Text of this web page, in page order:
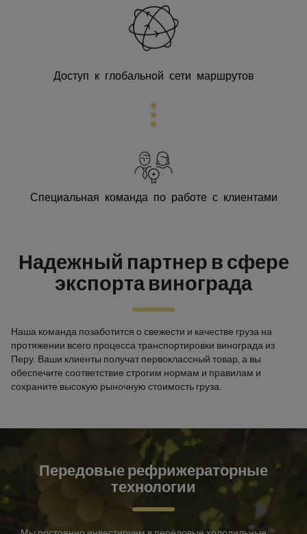
Доступ к глобальной сети маршрутов
Специальная команда по работе с клиентами
Надежный партнер в сфере
экспорта винограда
Наша команда позаботится о свежести и качестве груза на
протяжении всего процесса транспортировки винограда из
Перу. Ваши клиенты получат первоклассный товар, а вы
обеспечите соответствие строгим нормам и правилам и
сохраните высокую рыночную стоимость груза.
Передовые рефрижераторные
технологии